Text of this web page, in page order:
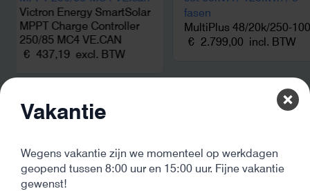
Victron Energy SmartSolar
MPPT Charge Controller
250/85 MC4 VE.CAN
€ 437,19 excl. BTW
MultiPlus 48/20k/250-
€ 2.799,00 incl. BTW
Vakantie
Wegens vakantie zijn we momenteel op werkdagen
geopend tussen 8:00 uur en 15:00 uur. Fijne vakantie
gewenst!